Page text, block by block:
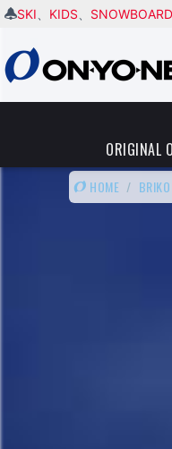
SKI KIDS SNOWBOARD
ORIGINAL
HOME / BRIKO